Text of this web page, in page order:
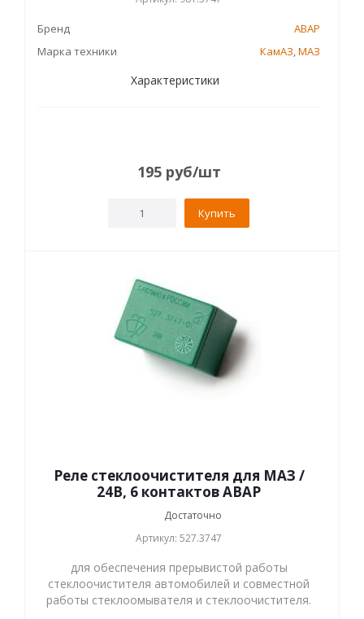
Бренд
АВАР
Марка техники
КамАЗ,МАЗ
Характеристики
195 руб/шт
Купить
Реле стеклоочистителя для МАЗ /
24В, 6 контактов АВАР
Достаточно
Артикул: 527.3747
для обеспечения прерывистой работы
стеклоочистителя автомобилей и совместной
работы стеклоомывателя и стеклоочистителя.